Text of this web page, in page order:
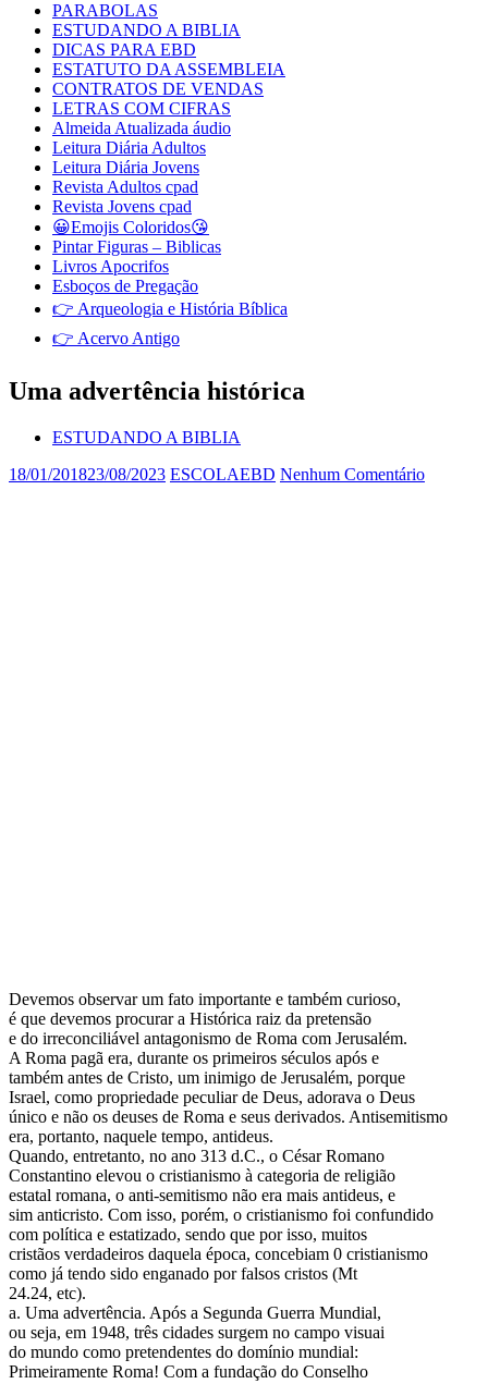
PARABOLAS
ESTUDANDO A BIBLIA
DICAS PARA EBD
ESTATUTO DA ASSEMBLEIA
CONTRATOS DE VENDAS
LETRAS COM CIFRAS
Almeida Atualizada áudio
Leitura Diária Adultos
Leitura Diária Jovens
Revista Adultos cpad
Revista Jovens cpad
😀Emojis Coloridos😘
Pintar Figuras – Biblicas
Livros Apocrifos
Esboços de Pregação
👉 Arqueologia e História Bíblica
👉 Acervo Antigo
Uma advertência histórica
ESTUDANDO A BIBLIA
18/01/201823/08/2023 ESCOLAEBD Nenhum Comentário
Devemos observar um fato importante e também curioso,
é que devemos procurar a Histórica raiz da pretensão
e do irreconciliável antagonismo de Roma com Jerusalém.
A Roma pagã era, durante os primeiros séculos após e
também antes de Cristo, um inimigo de Jerusalém, porque
Israel, como propriedade peculiar de Deus, adorava o Deus
único e não os deuses de Roma e seus derivados. Antisemitismo
era, portanto, naquele tempo, antideus.
Quando, entretanto, no ano 313 d.C., o César Romano
Constantino elevou o cristianismo à categoria de religião
estatal romana, o anti-semitismo não era mais antideus, e
sim anticristo. Com isso, porém, o cristianismo foi confundido
com política e estatizado, sendo que por isso, muitos
cristãos verdadeiros daquela época, concebiam 0 cristianismo
como já tendo sido enganado por falsos cristos (Mt
24.24, etc).
a. Uma advertência. Após a Segunda Guerra Mundial,
ou seja, em 1948, três cidades surgem no campo visuai
do mundo como pretendentes do domínio mundial:
Primeiramente Roma! Com a fundação do Conselho